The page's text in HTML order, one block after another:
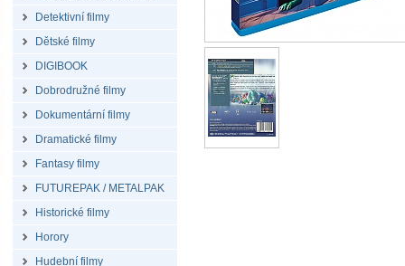
Detektivní filmy
Dětské filmy
DIGIBOOK
Dobrodružné filmy
Dokumentární filmy
Dramatické filmy
Fantasy filmy
FUTUREPAK / METALPAK
Historické filmy
Horory
Hudební filmy